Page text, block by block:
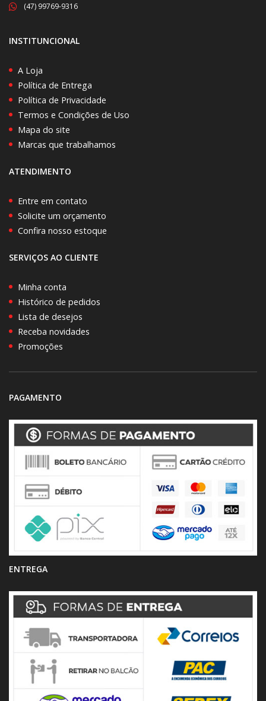
(47) 99769-9316
INSTITUNCIONAL
A Loja
Política de Entrega
Política de Privacidade
Termos e Condições de Uso
Mapa do site
Marcas que trabalhamos
ATENDIMENTO
Entre em contato
Solicite um orçamento
Confira nosso estoque
SERVIÇOS AO CLIENTE
Minha conta
Histórico de pedidos
Lista de desejos
Receba novidades
Promoções
PAGAMENTO
ENTREGA